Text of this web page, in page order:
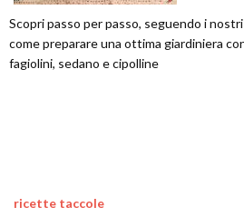
Scopri passo per passo, seguendo i
come preparare una ottima giardiniera
fagiolini, sedano e cipolline
ricette taccole